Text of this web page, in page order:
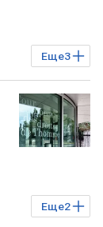
Еще3
Еще2